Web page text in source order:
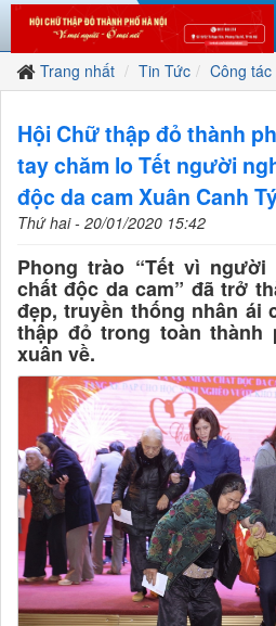
Trang nhất Tin Tức Công
Hội Chữ thập đỏ thành
tay chăm lo Tết người
độc da cam Xuân Canh
Thứ hai - 20/01/2020 15:42
Phong trào “Tết vì người
chất độc da cam” đã trở
đẹp, truyền thống nhân ái
thập đỏ trong toàn thành
xuân về.